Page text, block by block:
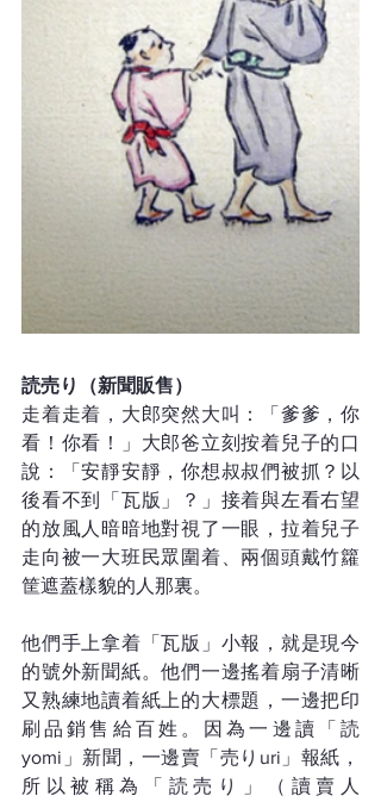
読売り（新聞販售）
走着走着，大郎突然大叫：「爹爹，你
看！你看！」大郎爸立刻按着兒子的口
說：「安靜安靜，你想叔叔們被抓？以
後看不到「瓦版」？」接着與左看右望
的放風人暗暗地對視了一眼，拉着兒子
走向被一大班民眾圍着、兩個頭戴竹籮
筐遮蓋樣貌的人那裏。
他們手上拿着「瓦版」小報，就是現今
的號外新聞紙。他們一邊搖着扇子清晰
又熟練地讀着紙上的大標題，一邊把印
刷品銷售給百姓。因為一邊讀「読
yomi」新聞，一邊賣「売りuri」報紙，
所以被稱為「読売り」（讀賣人